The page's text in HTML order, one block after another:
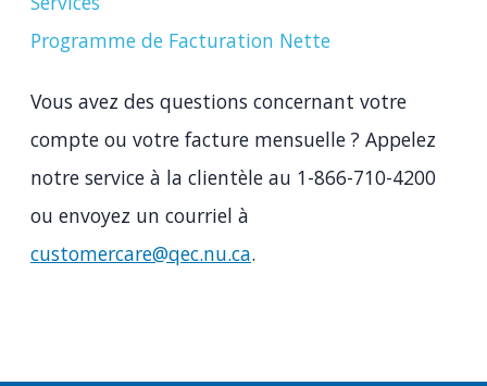
Programme de Facturation Nette
Vous avez des questions concernant votre
compte ou votre facture mensuelle ? Appelez
notre service à la clientèle au 1-866-710-4200
ou envoyez un courriel à
customercare@qec.nu.ca.